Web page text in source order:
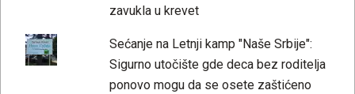
zavukla u krevet
Sećanje na Letnji kamp "Naše Srbije":
Sigurno utočište gde deca bez roditelja
ponovo mogu da se osete zaštićeno